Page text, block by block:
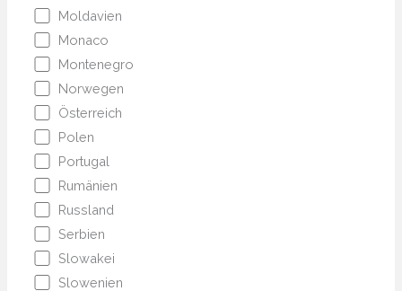
Moldavien
Monaco
Montenegro
Norwegen
Österreich
Polen
Portugal
Rumänien
Russland
Serbien
Slowakei
Slowenien